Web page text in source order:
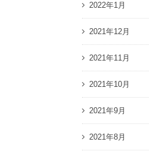
2022年1月
2021年12月
2021年11月
2021年10月
2021年9月
2021年8月